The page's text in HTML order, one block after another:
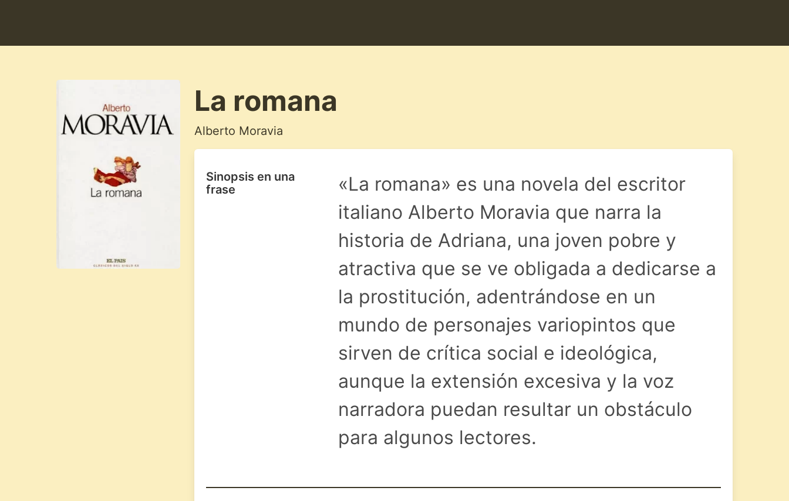
La romana
Alberto Moravia
Sinopsis en una
frase
«La romana» es una novela del escritor
italiano Alberto Moravia que narra la
historia de Adriana, una joven pobre y
atractiva que se ve obligada a dedicarse a
la prostitución, adentrándose en un
mundo de personajes variopintos que
sirven de crítica social e ideológica,
aunque la extensión excesiva y la voz
narradora puedan resultar un obstáculo
para algunos lectores.